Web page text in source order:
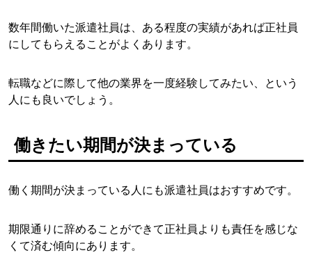
数年間働いた派遣社員は、ある程度の実績があれば正社員
にしてもらえることがよくあります。
転職などに際して他の業界を一度経験してみたい、という
人にも良いでしょう。
働きたい期間が決まっている
働く期間が決まっている人にも派遣社員はおすすめです。
期限通りに辞めることができて正社員よりも責任を感じな
くて済む傾向にあります。